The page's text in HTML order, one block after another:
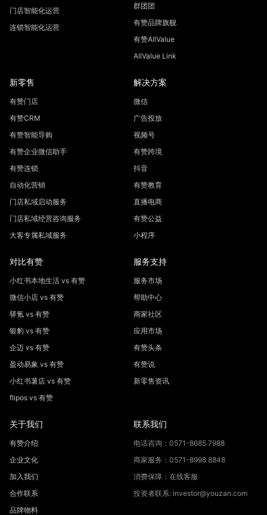
门店智能化运营
连锁智能化运营
群团团
有赞品牌旗舰
有赞AllValue
AllValue Link
新零售
有赞门店
有赞CRM
有赞智能导购
有赞企业微信助手
有赞连锁
自动化营销
门店私域启动服务
门店私域经营咨询服务
大客专属私域服务
解决方案
微信
广告投放
视频号
有赞跨境
抖音
有赞教育
直播电商
有赞公益
小程序
对比有赞
小红书本地生活 vs 有赞
微信小店 vs 有赞
驿氪 vs 有赞
银豹 vs 有赞
企迈 vs 有赞
盈动易象 vs 有赞
小红书薯店 vs 有赞
flipos vs 有赞
服务支持
服务市场
帮助中心
商家社区
应用市场
有赞头条
有赞说
新零售资讯
关于我们
有赞介绍
企业文化
加入我们
合作联系
品牌物料
联系我们
电话咨询：0571-8685 7988
商家服务：0571-8998 8848
消费保障：在线客服
投资者联系: investor@youzan.com